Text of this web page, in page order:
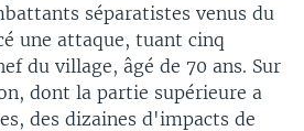
séparatistes venus du
une attaque, tuant cinq
du village, âgé de 70 ans. Sur
dont la partie supérieure a
des dizaines d'impacts de